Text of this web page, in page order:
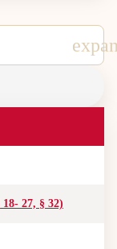
27, § 32)